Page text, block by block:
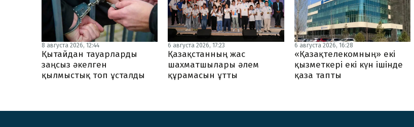
8 августа 2026, 12:44
Қытайдан тауарларды
заңсыз әкелген
қылмыстық топ ұсталды
6 августа 2026, 17:23
Қазақстанның жас
шахматшылары әлем
құрамасын ұтты
6 августа 2026, 16:28
«Қазақтелекомның» екі
қызметкері екі күн ішінде
қаза тапты